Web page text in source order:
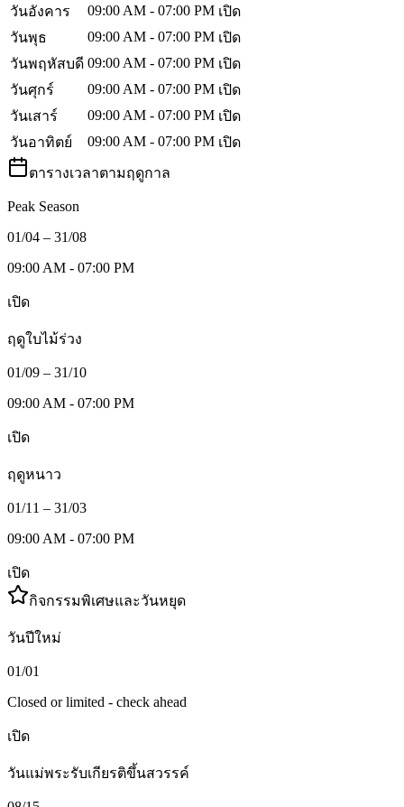
วันอังคาร
09:00 AM - 07:00 PM เปิด
วันพุธ
09:00 AM - 07:00 PM เปิด
วันพฤหัสบดี 09:00 AM - 07:00 PM เปิด
วันศุกร์
09:00 AM - 07:00 PM เปิด
วันเสาร์
09:00 AM - 07:00 PM เปิด
วันอาทิตย์
09:00 AM - 07:00 PM เปิด
ตารางเวลาตามฤดูกาล
Peak Season
01/04 – 31/08
09:00 AM - 07:00 PM
เปิด
ฤดูใบไม้ร่วง
01/09 – 31/10
09:00 AM - 07:00 PM
เปิด
ฤดูหนาว
01/11 – 31/03
09:00 AM - 07:00 PM
เปิด
กิจกรรมพิเศษและวันหยุด
วันปีใหม่
01/01
Closed or limited - check ahead
เปิด
วันแม่พระรับเกียรติขึ้นสวรรค์